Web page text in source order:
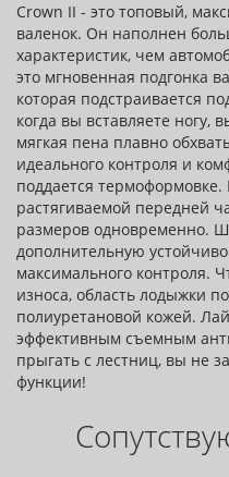
Crown II - это топовый,
валенок. Он наполнен
характеристик, чем
это мгновенная подгонка
которая подстраивается
когда вы вставляете ногу,
мягкая пена плавно
идеального контроля и
поддается термоформовке.
растягиваемой передней
размеров одновременно.
дополнительную
максимального контроля.
износа, область лодыжки
полиуретановой кожей.
эффективным съемным
прыгать с лестниц, вы не
функции!